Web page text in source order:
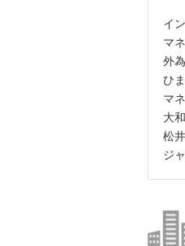
イ
マ
外
ひ
マ
大
松
ジ